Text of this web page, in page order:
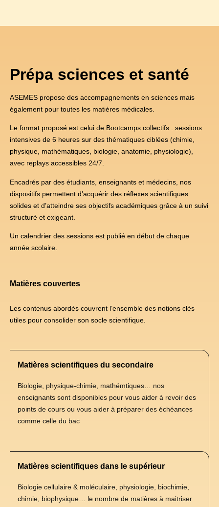
Prépa sciences et santé
ASEMES propose des accompagnements en sciences mais
également pour toutes les matières médicales.
Le format proposé est celui de Bootcamps collectifs : sessions
intensives de 6 heures sur des thématiques ciblées (chimie,
physique, mathématiques, biologie, anatomie, physiologie),
avec replays accessibles 24/7.
Encadrés par des étudiants, enseignants et médecins, nos
dispositifs permettent d’acquérir des réflexes scientifiques
solides et d’atteindre ses objectifs académiques grâce à un suivi
structuré et exigeant.
Un calendrier des sessions est publié en début de chaque
année scolaire.
Matières couvertes
Les contenus abordés couvrent l’ensemble des notions clés
utiles pour consolider son socle scientifique.
Matières scientifiques du secondaire
Biologie, physique-chimie, mathémtiques… nos
enseignants sont disponibles pour vous aider à revoir des
points de cours ou vous aider à préparer des échéances
comme celle du bac
Matières scientifiques dans le supérieur
Biologie cellulaire & moléculaire, physiologie, biochimie,
chimie, biophysique… le nombre de matières à maitriser